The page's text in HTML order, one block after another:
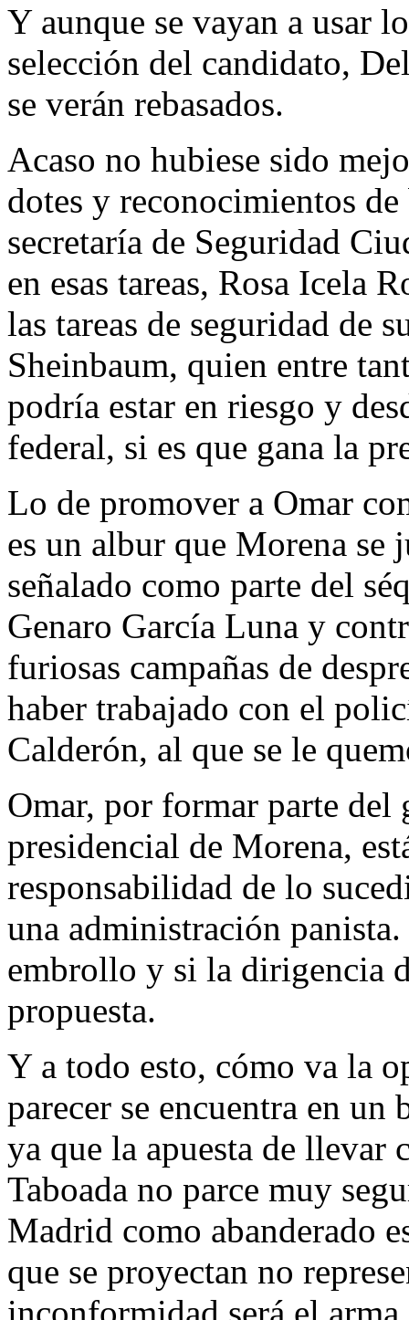
Y aunque se vayan a usar
selección del candidato,
se verán rebasados.
Acaso no hubiese sido
dotes y reconocimientos
secretaría de Seguridad
en esas tareas, Rosa Icela
las tareas de seguridad de
Sheinbaum, quien entre
podría estar en riesgo y
federal, si es que gana la
Lo de promover a Omar
es un albur que Morena se
señalado como parte del
Genaro García Luna y
furiosas campañas de
haber trabajado con el
Calderón, al que se le
Omar, por formar parte del
presidencial de Morena,
responsabilidad de lo
una administración
embrollo y si la dirigencia
propuesta.
Y a todo esto, cómo va la
parecer se encuentra en
ya que la apuesta de llevar
Taboada no parce muy
Madrid como abanderado
que se proyectan no
inconformidad será el